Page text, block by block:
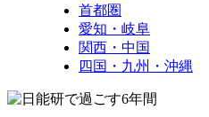
首都圏
愛知・岐阜
関西・中国
四国・九州・沖縄